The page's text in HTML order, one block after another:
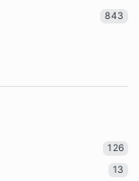
843
126
13